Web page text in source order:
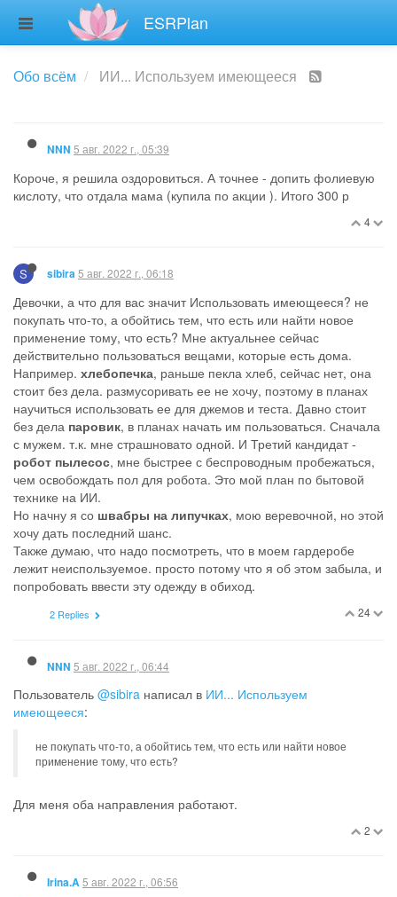
ESRPlan
Irina.A5 авг. 2022 г., 00:08
@Мыжко это как раз и есть ИИ!
NNN 5 авг. 2022 г., 05:39
Короче, я решила оздоровиться. А точнее - допить фолиевую
кислоту, что отдала мама (купила по акции ). Итого 300 р
4
S sibira 5 авг. 2022 г., 06:18
Девочки, а что для вас значит Использовать имеющееся? не
покупать что-то, а обойтись тем, что есть или найти новое
применение тому, что есть? Мне актуальнее сейчас
действительно пользоваться вещами, которые есть дома.
Например. хлебопечка, раньше пекла хлеб, сейчас нет, она
стоит без дела. размусоривать ее не хочу, поэтому в планах
научиться использовать ее для джемов и теста. Давно стоит
без дела паровик, в планах начать им пользоваться. Сначала
с мужем. т.к. мне страшновато одной. И Третий кандидат -
робот пылесос, мне быстрее с беспроводным пробежаться,
чем освобождать пол для робота. Это мой план по бытовой
технике на ИИ.
Но начну я со швабры на липучках, мою веревочной, но этой
хочу дать последний шанс.
Также думаю, что надо посмотреть, что в моем гардеробе
лежит неиспользуемое. просто потому что я об этом забыла, и
попробовать ввести эту одежду в обиход.
24
2 Replies
NNN 5 авг. 2022 г., 06:44
Пользователь @sibira написал в ИИ... Используем
имеющееся:
не покупать что-то, а обойтись тем, что есть или найти новое
применение тому, что есть?
Для меня оба направления работают.
2
Irina.A5 авг. 2022 г., 06:56